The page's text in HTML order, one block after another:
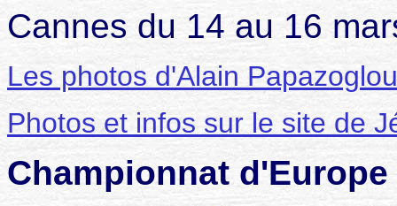
Cannes du 14 au 16
Les photos d'Alain Papazoglou
Photos et infos sur le site de
Championnat